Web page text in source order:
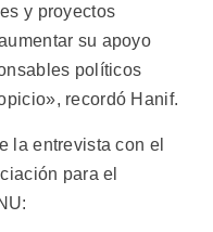
y proyectos
su apoyo
políticos
recordó Hanif.
la entrevista con el
para el